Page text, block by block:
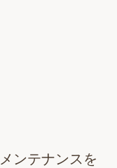
ンテナンスを